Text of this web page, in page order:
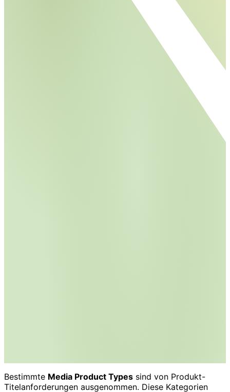
Bestimmte Media Product Types sind von Produkt-
Titelanforderungen ausgenommen. Diese Kategorien